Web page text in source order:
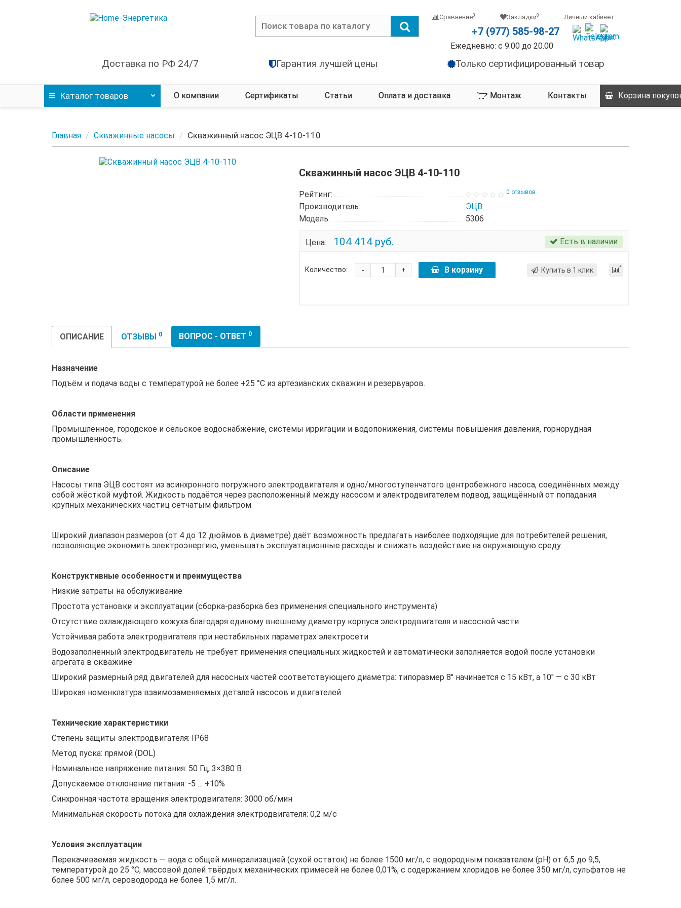
Сравнение0 Закладки0 Личный кабинет
+7 (977) 585-98-27
Ежедневно: с 9.00 до 20.00
Доставка по РФ 24/7 Гарантия лучшей цены Только сертифицированный товар
Каталог товаров О компании Сертификаты Статьи Оплата и доставка Монтаж Контакты Корзина
Главная Скважинные насосы Скважинный насос ЭЦВ 4-10-110
Скважинный насос ЭЦВ 4-10-110
Рейтинг: 0 отзывов
Производитель:
ЭЦВ
Модель:
5306
Цена: 104 414 руб. Есть в наличии
Количество: +
- В корзину Купить в 1 клик
ОПИСАНИЕ ОТЗЫВЫ 0 ВОПРОС - ОТВЕТ 0
Назначение
Подъём и подача воды с температурой не более +25 °С из артезианских скважин и резервуаров.
Области применения
Промышленное, городское и сельское водоснабжение, системы ирригации и водопонижения, системы повышения давления, горнорудная
промышленность.
Описание
Насосы типа ЭЦВ состоят из асинхронного погружного электродвигателя и одно/многоступенчатого центробежного насоса, соединённых между
собой жёсткой муфтой. Жидкость подаётся через расположенный между насосом и электродвигателем подвод, защищённый от попадания
крупных механических частиц сетчатым фильтром.
Широкий диапазон размеров (от 4 до 12 дюймов в диаметре) даёт возможность предлагать наиболее подходящие для потребителей решения,
позволяющие экономить электроэнергию, уменьшать эксплуатационные расходы и снижать воздействие на окружающую среду.
Конструктивные особенности и преимущества
Низкие затраты на обслуживание
Простота установки и эксплуатации (сборка-разборка без применения специального инструмента)
Отсутствие охлаждающего кожуха благодаря единому внешнему диаметру корпуса электродвигателя и насосной части
Устойчивая работа электродвигателя при нестабильных параметрах электросети
Водозаполненный электродвигатель не требует применения специальных жидкостей и автоматически заполняется водой после установки
агрегата в скважине
Широкий размерный ряд двигателей для насосных частей соответствующего диаметра: типоразмер 8″ начинается с 15 кВт, а 10″ — с 30 кВт
Широкая номенклатура взаимозаменяемых деталей насосов и двигателей
Технические характеристики
Степень защиты электродвигателя: IP68
Метод пуска: прямой (DOL)
Номинальное напряжение питания: 50 Гц, 3×380 В
Допускаемое отклонение питания: -5 … +10%
Синхронная частота вращения электродвигателя: 3000 об/мин
Минимальная скорость потока для охлаждения электродвигателя: 0,2 м/с
Условия эксплуатации
Перекачиваемая жидкость — вода с общей минерализацией (сухой остаток) не более 1500 мг/л, с водородным показателем (рН) от 6,5 до 9,5,
температурой до 25 °C, массовой долей твёрдых механических примесей не более 0,01%, с содержанием хлоридов не более 350 мг/л, сульфатов не
более 500 мг/л, сероводорода не более 1,5 мг/л.